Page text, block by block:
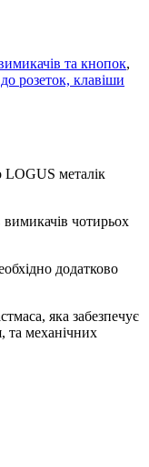
та кнопок,
розеток, клавіши
металік
вимикачів чотирьох
додатково
яка забезпечує
та механічних